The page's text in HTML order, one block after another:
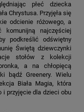
płeć dziecka
Chrystusa. Przyjęła się
odcienie różowego, a
komunijną najczęściej
podkreślić odświętny
Świętą dziewczynki
stołów z kolekcji
a na chłopięcą
bądź Greenery. Wielu
Biała Magia, która
przyjęcie dla dzieci obu